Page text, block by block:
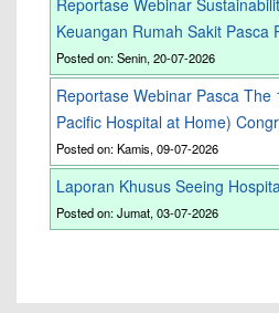
Reportase Webinar
Keuangan Rumah Sakit Pasca
Posted on: Senin, 20-07-2026
Reportase Webinar Pasca The
Pacific Hospital at Home)
Posted on: Kamis, 09-07-2026
Laporan Khusus Seeing
Posted on: Jumat, 03-07-2026